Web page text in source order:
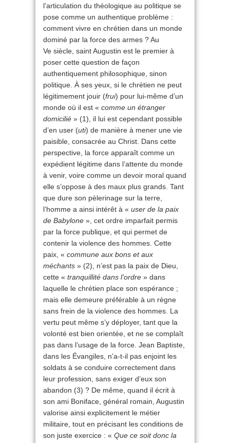
l’articulation du théologique au politique se
pose comme un authentique problème :
comment vivre en chrétien dans un monde
dominé par la force des armes ? Au
Ve siècle, saint Augustin est le premier à
poser cette question de façon
authentiquement philosophique, sinon
politique. À ses yeux, si le chrétien ne peut
légitimement jouir (frui) pour lui-même d’un
monde où il est « comme un étranger
domicilié » (1), il lui est cependant possible
d’en user (uti) de manière à mener une vie
paisible, consacrée au Christ. Dans cette
perspective, la force apparaît comme un
expédient légitime dans l’attente du monde
à venir, voire comme un devoir moral quand
elle s’oppose à des maux plus grands. Tant
que dure son pèlerinage sur la terre,
l’homme a ainsi intérêt à « user de la paix
de Babylone », cet ordre imparfait permis
par la force publique, et qui permet de
contenir la violence des hommes. Cette
paix, « commune aux bons et aux
méchants » (2), n’est pas la paix de Dieu,
cette « tranquillité dans l’ordre » dans
laquelle le chrétien place son espérance ;
mais elle demeure préférable à un règne
sans frein de la violence des hommes. La
vertu peut même s’y déployer, tant que la
volonté est bien orientée, et ne se complaît
pas dans l’usage de la force. Jean Baptiste,
dans les Évangiles, n’a-t-il pas enjoint les
soldats à se conduire correctement dans
leur profession, sans exiger d’eux son
abandon (3) ? De même, quand il écrit à
son ami Boniface, général romain, Augustin
valorise ainsi explicitement le métier
militaire, tout en précisant les conditions de
son juste exercice : « Que ce soit donc la